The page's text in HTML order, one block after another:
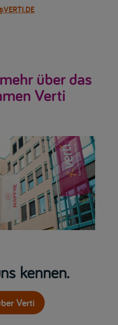
über das
Verti
kennen.
Verti